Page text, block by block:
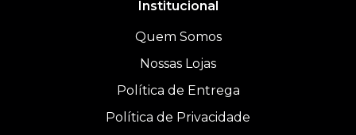
Institucional
Quem Somos
Nossas Lojas
Política de Entrega
Política de Privacidade